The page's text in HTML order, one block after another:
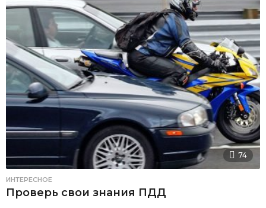
74
ИНТЕРЕСНОЕ
Проверь свои знания ПДД